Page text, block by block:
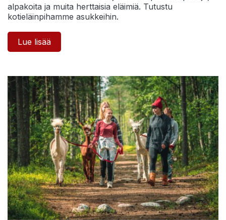
alpakoita ja muita herttaisia eläimiä. Tutustu
kotieläinpihamme asukkeihin.
Lue lisää